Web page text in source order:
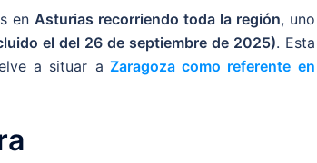
en Asturias recorriendo toda la región, uno
el del 26 de septiembre de 2025). Esta
a situar a Zaragoza como referente en